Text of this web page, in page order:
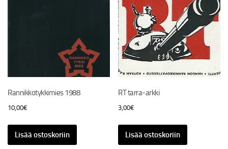
Rannikkotykkimies 1988
10,00€
Lisää ostoskoriin
RT tarra-arkki
3,00€
Lisää ostoskoriin